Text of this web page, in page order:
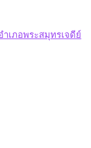
เภอพระสมุทรเจดีย์